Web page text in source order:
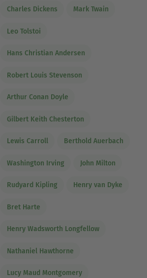
Charles Dickens Mark Twain
Leo Tolstoi
Hans Christian Andersen
Robert Louis Stevenson
Arthur Conan Doyle
Gilbert Keith Chesterton
Lewis Carroll Berthold Auerbach
Washington Irving John Milton
Rudyard Kipling Henry van Dyke
Bret Harte
Henry Wadsworth Longfellow
Nathaniel Hawthorne
Lucy Maud Montgomery